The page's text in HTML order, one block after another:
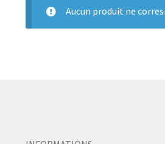
Aucun produit ne